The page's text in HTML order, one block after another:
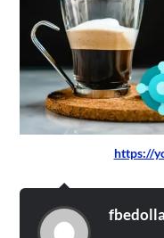
https://
fbedolla